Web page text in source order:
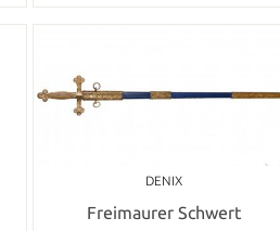
DENIX
Freimaurer Schwert